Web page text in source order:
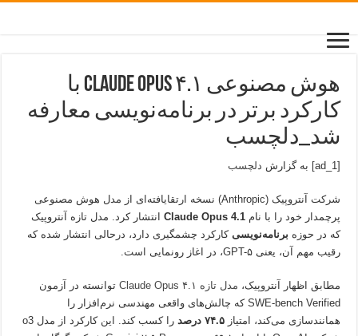
هوش مصنوعی Claude Opus ۴.۱ با
کارکرد برتر در برنامه‌نویسی معارفه
شد_دلچسب
[ad_1] به گزارش دلچسب
شرکت آنتروپیک (Anthropic) نسخه ارتقایافته‌ای از مدل هوش مصنوعی
پرچمدار خود را با نامClaude Opus 4.1 انتشار کرد. مدل تازه آنتروپیک
که در حوزه برنامه‌نویسیکارکرد چشمگیری دارد، درحالی انتشار شده که
رقیب مهم آن، یعنی GPT-۵، در اغاز رونمایی است.
مطابق اظهار آنتروپیک، مدل تازه Claude Opus ۴.۱
توانسته در آزمون
SWE-bench Verified که چالش‌های واقعی مهندسی نرم‌افزار را
همانند‌سازی می‌کند، امتیاز۷۴.۵ درصد
را کسب کند. این کارکرد از مدل o3